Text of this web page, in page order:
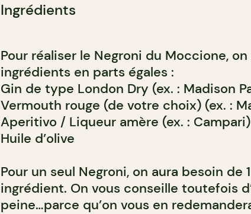
Ingrédients
Pour réaliser le Negroni du Moccione,
ingrédients en parts égales :
Gin de type London Dry (ex. : Madison
Vermouth rouge (de votre choix) (ex. :
Aperitivo / Liqueur amère (ex. : Campari)
Huile d’olive
Pour un seul Negroni, on aura besoin de
ingrédient. On vous conseille toutefois
peine…parce qu’on vous en